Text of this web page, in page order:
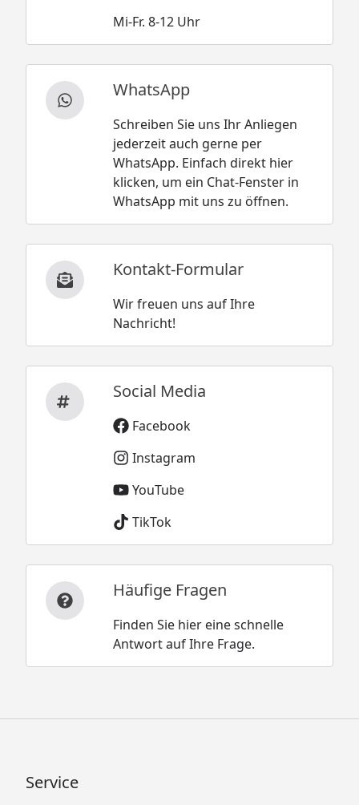
Mi-Fr. 8-12 Uhr
WhatsApp
Schreiben Sie uns Ihr Anliegen
jederzeit auch gerne per
WhatsApp. Einfach direkt hier
klicken, um ein Chat-Fenster in
WhatsApp mit uns zu öffnen.
Kontakt-Formular
Wir freuen uns auf Ihre
Nachricht!
Social Media
Facebook
Instagram
YouTube
TikTok
Häufige Fragen
Finden Sie hier eine schnelle
Antwort auf Ihre Frage.
Service